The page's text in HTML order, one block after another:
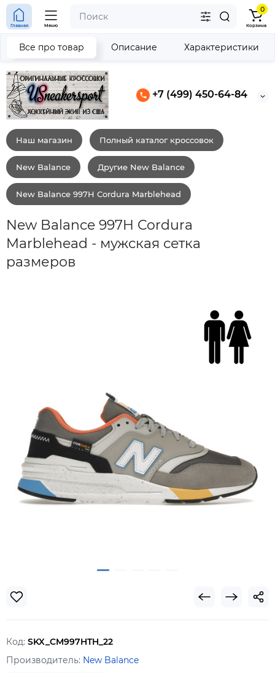
+7 (499) 450-64-84
Главная Меню
0
Корзина
Наш магазин Полный каталог кроссовок
New Balance Другие New Balance
New Balance 997H Cordura Marblehead
New Balance 997H Cordura
Marblehead - мужская сетка
размеров
Все про товар Описание Характеристики
Код: SKX_CM997HTH_22
Производитель: New Balance